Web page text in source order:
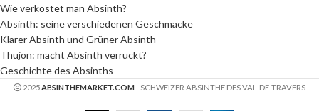
Wie verkostet man Absinth?
Absinth: seine verschiedenen Geschmäcke
Klarer Absinth und Grüner Absinth
Thujon: macht Absinth verrückt?
Geschichte des Absinths
2025ABSINTHEMARKET.COM - SCHWEIZER ABSINTHE DES VAL-DE-TRAVERS